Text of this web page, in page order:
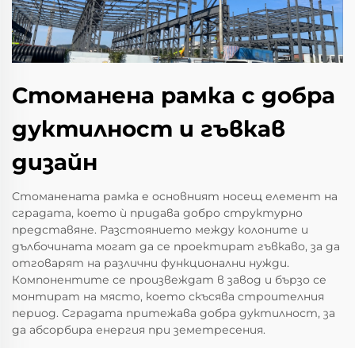
Стоманена рамка с добра
дуктилност и гъвкав
дизайн
Стоманената рамка е основният носещ елемент на
сградата, което ѝ придава добро структурно
представяне. Разстоянието между колоните и
дълбочината могат да се проектират гъвкаво, за да
отговарят на различни функционални нужди.
Компонентите се произвеждат в завод и бързо се
монтират на място, което скъсява строителния
период. Сградата притежава добра дуктилност, за
да абсорбира енергия при земетресения.